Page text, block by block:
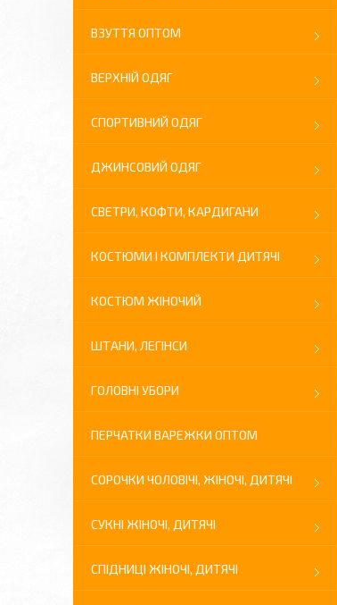
ВЗУТТЯ ОПТОМ
ВЕРХНІЙ ОДЯГ
СПОРТИВНИЙ ОДЯГ
ДЖИНСОВИЙ ОДЯГ
СВЕТРИ, КОФТИ, КАРДИГАНИ
КОСТЮМИ І КОМПЛЕКТИ ДИТЯЧІ
КОСТЮМ ЖІНОЧИЙ
ШТАНИ, ЛЕГІНСИ
ГОЛОВНІ УБОРИ
ПЕРЧАТКИ ВАРЕЖКИ ОПТОМ
СОРОЧКИ ЧОЛОВІЧІ, ЖІНОЧІ, ДИТЯЧІ
СУКНІ ЖІНОЧІ, ДИТЯЧІ
СПІДНИЦІ ЖІНОЧІ, ДИТЯЧІ